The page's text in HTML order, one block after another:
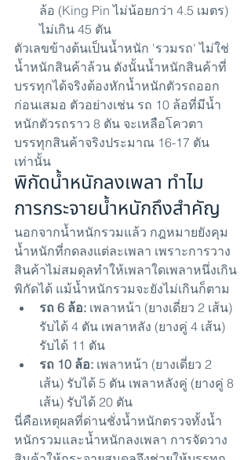
ล้อ (King Pin ไม่น้อยกว่า 4.5 เมตร)
ไม่เกิน 45 ตัน
ตัวเลขข้างต้นเป็นน้ำหนัก 'รวมรถ' ไม่ใช่
น้ำหนักสินค้าล้วน ดังนั้นน้ำหนักสินค้าที่
บรรทุกได้จริงต้องหักน้ำหนักตัวรถออก
ก่อนเสมอ ตัวอย่างเช่น รถ 10 ล้อที่มีน้ำ
หนักตัวรถราว 8 ตัน จะเหลือโควตา
บรรทุกสินค้าจริงประมาณ 16-17 ตัน
เท่านั้น
พิกัดน้ำหนักลงเพลา ทำไม
การกระจายน้ำหนักถึงสำคัญ
นอกจากน้ำหนักรวมแล้ว กฎหมายยังคุม
น้ำหนักที่กดลงแต่ละเพลา เพราะการวาง
สินค้าไม่สมดุลทำให้เพลาใดเพลาหนึ่งเกิน
พิกัดได้ แม้น้ำหนักรวมจะยังไม่เกินก็ตาม
รถ 6 ล้อ: เพลาหน้า (ยางเดี่ยว 2 เส้น)
รับได้ 4 ตัน เพลาหลัง (ยางคู่ 4 เส้น)
รับได้ 11 ตัน
รถ 10 ล้อ: เพลาหน้า (ยางเดี่ยว 2
เส้น) รับได้ 5 ตัน เพลาหลังคู่ (ยางคู่ 8
เส้น) รับได้ 20 ตัน
นี่คือเหตุผลที่ด่านชั่งน้ำหนักตรวจทั้งน้ำ
หนักรวมและน้ำหนักลงเพลา การจัดวาง